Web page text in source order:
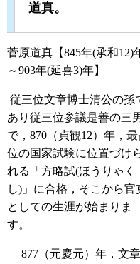
道真。
菅原道真【845年(承和12)
～903年(延喜3)年】
従三位文章博士清公の孫
あり従三位参議是善の三
で，870（貞観12）年，最
位の国家試験に位置づけ
れる「方略試(ほうりゃく
し)」に合格，そこから官
としての生涯が始まりま
す。
877（元慶元）年，文章